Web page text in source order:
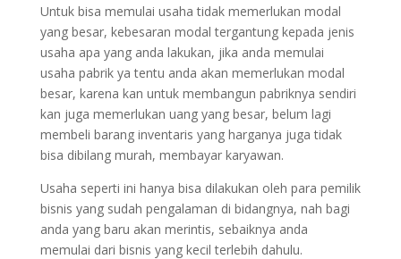
Untuk bisa memulai usaha tidak memerlukan modal
yang besar, kebesaran modal tergantung kepada jenis
usaha apa yang anda lakukan, jika anda memulai
usaha pabrik ya tentu anda akan memerlukan modal
besar, karena kan untuk membangun pabriknya sendiri
kan juga memerlukan uang yang besar, belum lagi
membeli barang inventaris yang harganya juga tidak
bisa dibilang murah, membayar karyawan.
Usaha seperti ini hanya bisa dilakukan oleh para pemilik
bisnis yang sudah pengalaman di bidangnya, nah bagi
anda yang baru akan merintis, sebaiknya anda
memulai dari bisnis yang kecil terlebih dahulu.